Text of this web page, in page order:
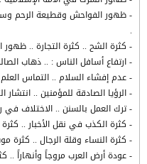
- ظهور الفواحش وقطيعة الرحم
.
- كثرة الشح .. كثرة التجارة ..
- ارتفاع أسافل الناس : .. ذهاب
- عدم إفشاء السلام .. التماس العلم
- الرؤيا الصادقة للمؤمنين .. انتشار
- ترك العمل بالسنن .. الاختلاف في
- كثرة الكذب في نقل الأخبار ..
- كثرة النساء وقلة الرجال .. كثرة
- عودة أرض العرب مروجاً وأنهاراً ..